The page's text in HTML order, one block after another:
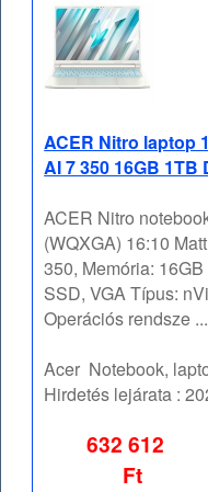
ACER Nitro laptop
AI 7 350 16GB 1TB
ACER Nitro
(WQXGA) 16:10
350, Memória:
SSD, VGA Típus:
Operációs rendsze ...
Acer Notebook,
Hirdetés lejárata :
632 612
Ft